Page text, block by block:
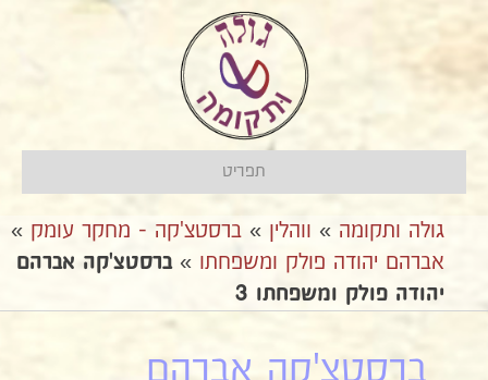
תפריט
גולה ותקומה » ווהלין » ברסטצ'קה - מחקר עומק »
אברהם יהודה פולק ומשפחתו »ברסטצ'קה אברהם
יהודה פולק ומשפחתו 3
ברסטצ'קה אברהם